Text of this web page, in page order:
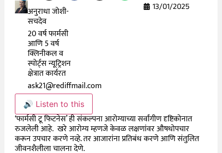
अनुराधा जोशी-
सचदेव
20 वर्ष फार्मसी
आणि 5 वर्ष
क्लिनीकल व
स्पोर्ट्स न्यूट्रिशन
क्षेत्रात कार्यरत
ask21@rediffmail.com
13/01/2025
🔊 Listen to this
‘फार्मसी टू फिटनेस’ ही संकल्पना आरोग्याच्या सर्वांगीण दृष्टिकोनात
रुजलेली आहे. खरे आरोग्य म्हणजे केवळ लक्षणांवर औषधोपचार
करून उपचार करणे नव्हे. तर आजारांना प्रतिबंध करणे आणि संतुलित
जीवनशैलीला चालना देणे.